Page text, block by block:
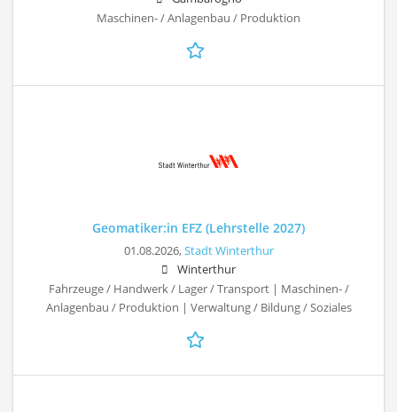
Maschinen- / Anlagenbau / Produktion
Geomatiker:in EFZ (Lehrstelle 2027)
01.08.2026,Stadt Winterthur
Winterthur
Fahrzeuge / Handwerk / Lager / Transport | Maschinen- /
Anlagenbau / Produktion | Verwaltung / Bildung / Soziales